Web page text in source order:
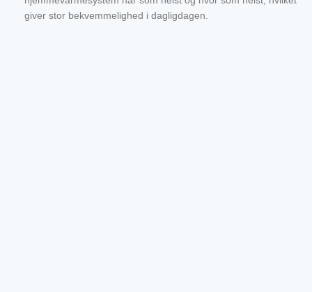
giver stor bekvemmelighed i dagligdagen.